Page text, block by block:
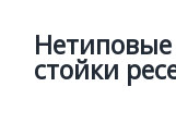
стойки